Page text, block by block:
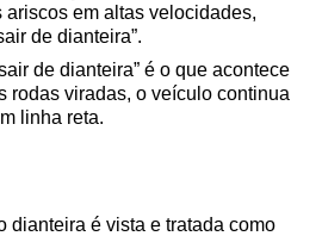
em altas velocidades,
de dianteira”.
de dianteira” é o que acontece
rodas viradas, o veículo continua
linha reta.
dianteira é vista e tratada como